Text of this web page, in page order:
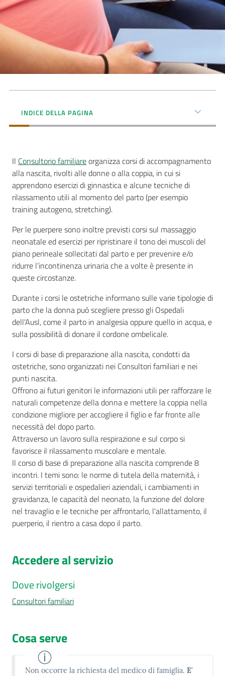
Seguici
su
INDICE DELLA PAGINA
Il Consultorio familiareorganizza corsi di accompagnamento
alla nascita, rivolti alle donne o alla coppia, in cui si
apprendono esercizi di ginnastica e alcune tecniche di
rilassamento utili al momento del parto (per esempio
training autogeno, stretching).
Per le puerpere sono inoltre previsti corsi sul massaggio
neonatale ed esercizi per ripristinare il tono dei muscoli del
piano perineale sollecitati dal parto e per prevenire e/o
ridurre l’incontinenza urinaria che a volte è presente in
queste circostanze.
Durante i corsi le ostetriche informano sulle varie tipologie di
parto che la donna può scegliere presso gli Ospedali
dell'Ausl, come il parto in analgesia oppure quello in acqua, e
sulla possibilità di donare il cordone ombelicale.
I corsi di base di preparazione alla nascita, condotti da
ostetriche, sono organizzati nei Consultori familiari e nei
punti nascita.
Offrono ai futuri genitori le informazioni utili per rafforzare le
naturali competenze della donna e mettere la coppia nella
condizione migliore per accogliere il figlio e far fronte alle
necessità del dopo parto.
Attraverso un lavoro sulla respirazione e sul corpo si
favorisce il rilassamento muscolare e mentale.
Il corso di base di preparazione alla nascita comprende 8
incontri. I temi sono: le norme di tutela della maternità, i
servizi territoriali e ospedalieri aziendali, i cambiamenti in
gravidanza, le capacità del neonato, la funzione del dolore
nel travaglio e le tecniche per affrontarlo, l'allattamento, il
puerperio, il rientro a casa dopo il parto.
Accedere al servizio
Dove rivolgersi
Consultori familiari
Cosa serve
Non occorre la richiesta del medico di famiglia.E'